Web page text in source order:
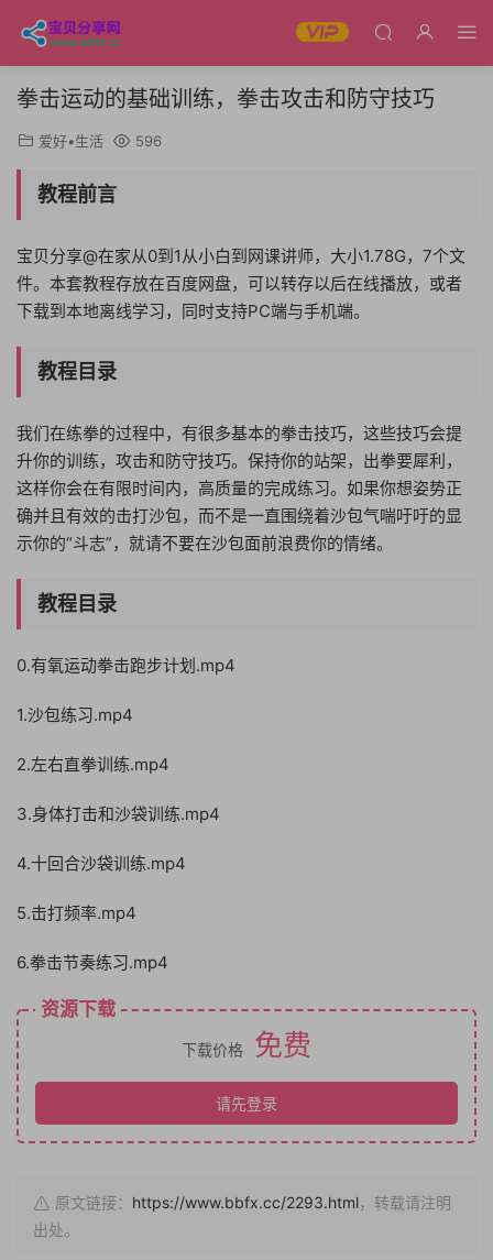
拳击运动的基础训练，拳击攻击和防守技巧
爱好•生活 596
教程前言
宝贝分享@在家从0到1从小白到网课讲师，大小1.78G，7个文
件。本套教程存放在百度网盘，可以转存以后在线播放，或者
下载到本地离线学习，同时支持PC端与手机端。
教程目录
我们在练拳的过程中，有很多基本的拳击技巧，这些技巧会提
升你的训练，攻击和防守技巧。保持你的站架，出拳要犀利，
这样你会在有限时间内，高质量的完成练习。如果你想姿势正
确并且有效的击打沙包，而不是一直围绕着沙包气喘吁吁的显
示你的“斗志”，就请不要在沙包面前浪费你的情绪。
教程目录
0.有氧运动拳击跑步计划.mp4
1.沙包练习.mp4
2.左右直拳训练.mp4
3.身体打击和沙袋训练.mp4
4.十回合沙袋训练.mp4
5.击打频率.mp4
6.拳击节奏练习.mp4
资源下载
下载价格 免费
请先登录
原文链接： https://www.bbfx.cc/2293.html，转载请注明
出处。